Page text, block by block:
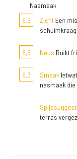
Nasmaak
6,9
Zicht Een
6,5 Neus Ruikt
6,3 Smaak
nasmaak
terras